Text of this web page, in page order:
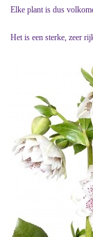
Elke plant is dus
Het is een sterke, zeer